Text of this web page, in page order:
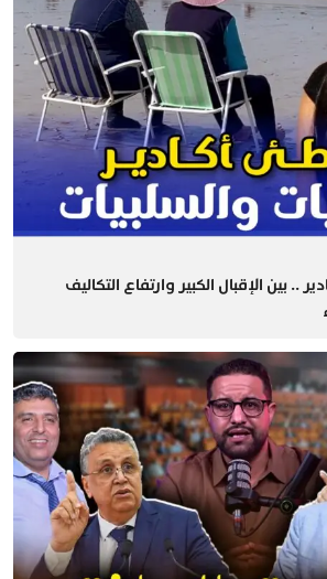
.. بين الإقبال الكبير وارتفاع التكاليف